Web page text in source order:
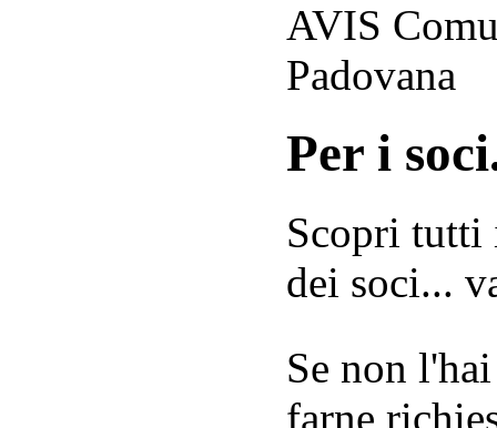
AVIS
Padovana
Per i
Scopri tutti
dei soci...
Se non
farne